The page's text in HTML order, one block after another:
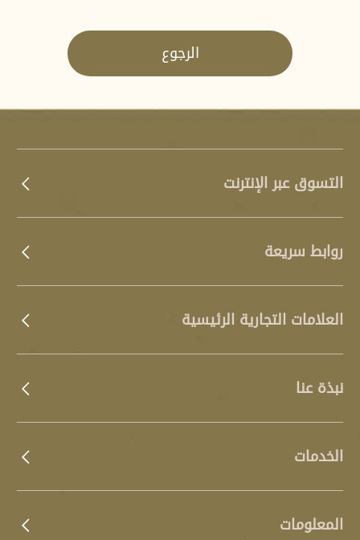
الرجوع
التسوق عبر الإنترنت
روابط سريعة
العلامات التجارية الرئيسية
نبذة عنا
الخدمات
المعلومات